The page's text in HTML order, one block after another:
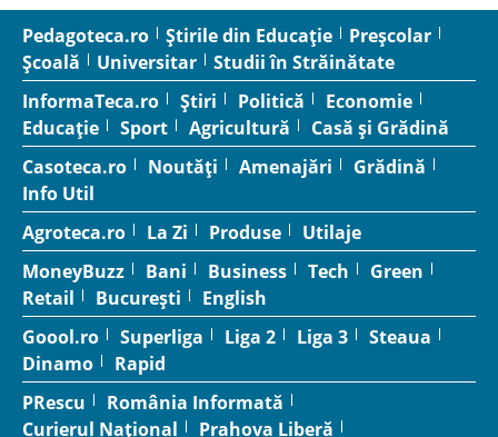
Pedagoteca.ro Știrile din Educație
Preșcolar
Școală
Universitar
Studii în Străinătate
InformaTeca.ro
Știri Politică
Economie
Educație
Sport Agricultură
Casă și Grădină
Casoteca.ro
Noutăți Amenajări
Grădină
Info Util
Agroteca.ro
La Zi Produse
Utilaje
MoneyBuzz
Bani Business Tech
Green
Retail
București
English
Goool.ro
Superliga Liga 2 Liga 3
Steaua
Dinamo
Rapid
PRescu
România Informată
Curierul Național
Prahova Liberă